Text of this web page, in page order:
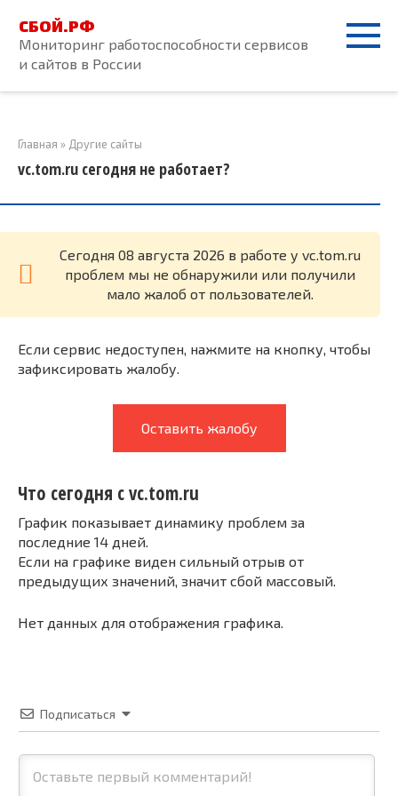
контенту
СБОЙ.РФ
Мониторинг работоспособности сервисов
и сайтов в России
Главная » Другие сайты
vc.tom.ru сегодня не работает?
Cегодня 08 августа 2026 в работе у vc.tom.ru
проблем мы не обнаружили или получили
мало жалоб от пользователей.
Если сервис недоступен, нажмите на кнопку, чтобы
зафиксировать жалобу.
Оставить жалобу
Что сегодня с vc.tom.ru
График показывает динамику проблем за
последние 14 дней.
Если на графике виден сильный отрыв от
предыдущих значений, значит сбой массовый.
Нет данных для отображения графика.
Подписаться